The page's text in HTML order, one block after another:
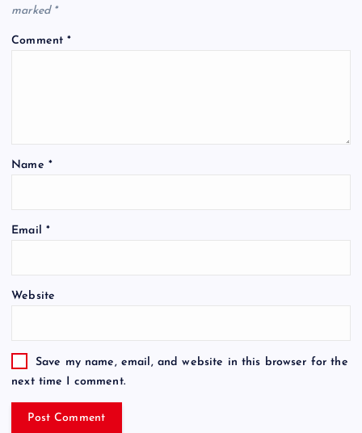
marked *
Comment*
Name *
Email *
Website
Save my name, email, and website in this browser for the
next time I comment.